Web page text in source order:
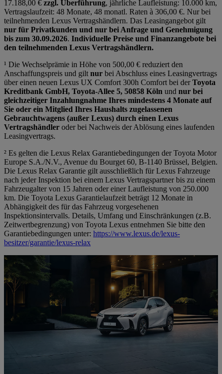
17.188,00 € zzgl. Überführung, jährliche Laufleistung: 10.000 km,
Vertragslaufzeit: 48 Monate, 48 monatl. Raten à 306,00 €. Nur bei
teilnehmenden Lexus Vertragshändlern. Das Leasingangebot gilt
nur für Privatkunden und nur bei Anfrage und Genehmigung
bis zum 30.09.2026. Individuelle Preise und Finanzangebote bei
den teilnehmenden Lexus Vertragshändlern.
¹ Die Wechselprämie in Höhe von 500,00 € reduziert den
Anschaffungspreis und gilt nur bei Abschluss eines Leasingvertrags
über einen neuen Lexus UX Comfort 300h Comfort bei derToyota
Kreditbank GmbH, Toyota-Allee 5, 50858 Köln und nur bei
gleichzeitiger Inzahlungnahme Ihres mindestens 4 Monate auf
Sie oder ein Mitglied Ihres Haushalts zugelassenen
Gebrauchtwagens (außer Lexus) durch einen Lexus
Vertragshändler oder bei Nachweis der Ablösung eines laufenden
Leasingvertrags.
² Es gelten die Lexus Relax Garantiebedingungen der Toyota Motor
Europe S.A./N.V., Avenue du Bourget 60, B-1140 Brüssel, Belgien.
Die Lexus Relax Garantie gilt ausschließlich für Lexus Fahrzeuge
nach jeder Inspektion bei einem Lexus Vertragspartner bis zu einem
Fahrzeugalter von 15 Jahren oder einer Laufleistung von 250.000
km. Die Toyota Lexus Garantielaufzeit beträgt 12 Monate in
Abhängigkeit des für das Fahrzeug vorgesehenen
Inspektionsintervalls. Details, Umfang und Einschränkungen (z.B.
Zeitwertbegrenzung) von Toyota Lexus entnehmen Sie bitte den
Garantiebedingungen unter: https://www.lexus.de/lexus-
besitzer/garantie/lexus-relax